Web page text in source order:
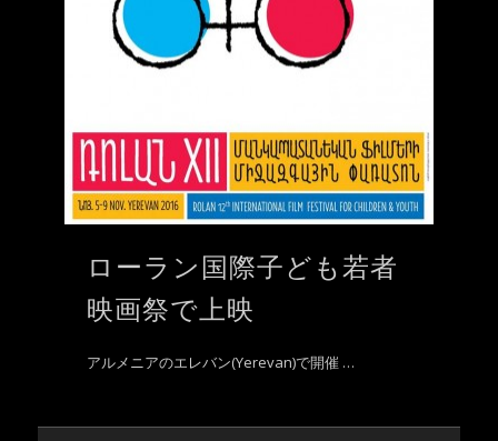
ローラン国際子ども若者
映画祭で上映
アルメニアのエレバン(Yerevan)で開催 …